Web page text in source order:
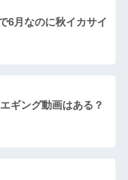
6月なのに秋イカサイ
ギング動画はある？